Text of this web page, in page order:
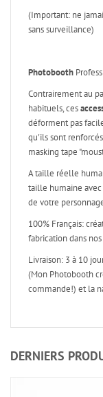
(Important: ne
sans surveillance)
Photobooth
Contrairement au
habituels, ces
déforment pas
qu'ils sont
masking tape
A taille réelle
taille humaine
de votre
100% Français:
fabrication dans
Livraison: 3 à 10
(Mon Photobooth
commande!) et la
DERNIERS